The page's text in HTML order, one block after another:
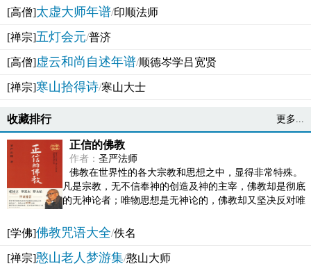
[高僧]太虚大师年谱/印顺法师
[禅宗]五灯会元/普济
[高僧]虚云和尚自述年谱/顺德岑学吕宽贤
[禅宗]寒山拾得诗/寒山大士
收藏排行 更多...
正信的佛教
作者： 圣严法师
佛教在世界性的各大宗教和思想之中，显得非常特殊。
凡是宗教，无不信奉神的创造及神的主宰，佛教却是彻底
的无神论者；唯物思想是无神论的，佛教却又坚决反对唯
[学佛]佛教咒语大全/佚名
[禅宗]憨山老人梦游集/憨山大师